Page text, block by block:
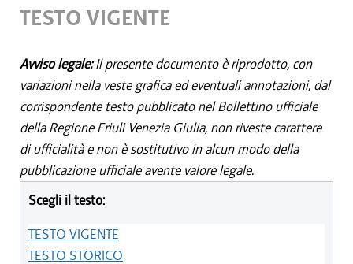
TESTO VIGENTE
Avviso legale:Il presente documento è riprodotto, con
variazioni nella veste grafica ed eventuali annotazioni, dal
corrispondente testo pubblicato nel Bollettino ufficiale
della Regione Friuli Venezia Giulia, non riveste carattere
di ufficialità e non è sostitutivo in alcun modo della
pubblicazione ufficiale avente valore legale.
Scegli il testo:
TESTO VIGENTE
TESTO STORICO